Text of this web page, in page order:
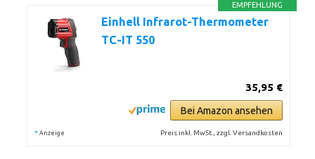
EMPFEHLUNG
Einhell Infrarot-Thermometer
TC-IT 550
35,95 €
Bei Amazon ansehen
* Anzeige Preis inkl. MwSt., zzgl. Versandkosten